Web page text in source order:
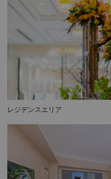
レジデンスエリア